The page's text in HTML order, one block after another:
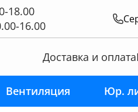
18.00
16.00
Доставка и оплата
Вентиляция Юр.